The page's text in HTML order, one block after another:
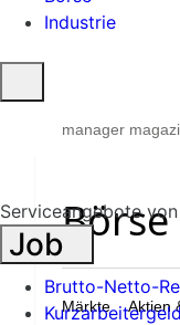
Industrie
öffnen
manager
Märkte Aktien
Serviceangebote
Job
Brutto-Netto-